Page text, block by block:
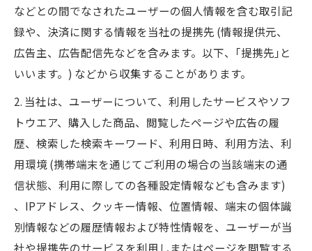
などとの間でなされたユーザーの個人情報を含む取引記
録や、決済に関する情報を当社の提携先 (情報提供元、
広告主、広告配信先などを含みます。以下、｢提携先｣と
いいます。) などから収集することがあります。
2. 当社は、ユーザーについて、利用したサービスやソフ
トウエア、購入した商品、閲覧したページや広告の履
歴、検索した検索キーワード、利用日時、利用方法、利
用環境 (携帯端末を通じてご利用の場合の当該端末の通
信状態、利用に際しての各種設定情報なども含みます)
、IPアドレス、クッキー情報、位置情報、端末の個体識
別情報などの履歴情報および特性情報を、ユーザーが当
社や提携先のサービスを利用しまたはページを閲覧する